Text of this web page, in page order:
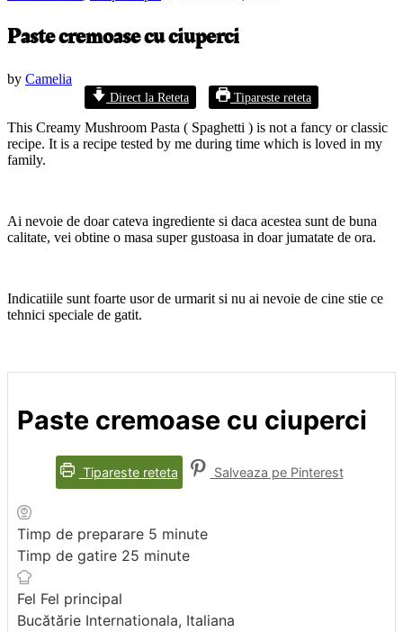
Paste cremoase cu ciuperci
by Camelia
Direct la Reteta Tipareste reteta
This Creamy Mushroom Pasta ( Spaghetti ) is not a fancy or classic
recipe. It is a recipe tested by me during time which is loved in my
family.
Ai nevoie de doar cateva ingrediente si daca acestea sunt de buna
calitate, vei obtine o masa super gustoasa in doar jumatate de ora.
Indicatiile sunt foarte usor de urmarit si nu ai nevoie de cine stie ce
tehnici speciale de gatit.
Paste cremoase cu ciuperci
Tipareste reteta Salveaza pe Pinterest
Timp de preparare 5 minutes
minute
Timp de gatire 25 minutes
minute
Fel Fel principal
Bucătărie Internationala, Italiana